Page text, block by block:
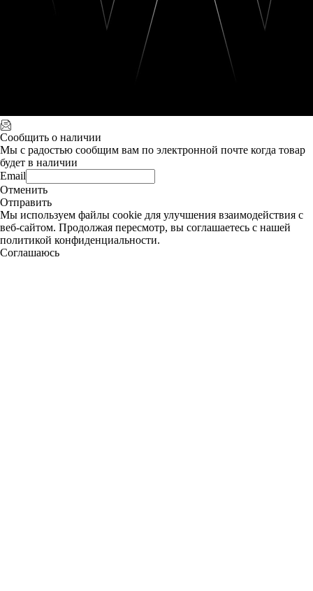
Сообщить о наличии
Мы с радостью сообщим вам по электронной почте когда товар
будет в наличии
Email
Отменить
Отправить
Мы используем файлы cookie для улучшения взаимодействия с
веб-сайтом. Продолжая пересмотр, вы соглашаетесь с нашей
политикой конфиденциальности.
Соглашаюсь